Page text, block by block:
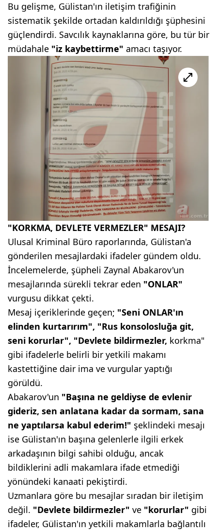
Bu gelişme, Gülistan'ın iletişim trafiğinin
sistematik şekilde ortadan kaldırıldığı şüphesini
güçlendirdi. Savcılık kaynaklarına göre, bu tür bir
müdahale "iz kaybettirme" amacı taşıyor.
"KORKMA, DEVLETE VERMEZLER" MESAJI?
Ulusal Kriminal Büro raporlarında, Gülistan'a
gönderilen mesajlardaki ifadeler gündem oldu.
İncelemelerde, şüpheli Zaynal Abakarov'un
mesajlarında sürekli tekrar eden "ONLAR"
vurgusu dikkat çekti.
Mesaj içeriklerinde geçen; "Seni ONLAR'ın
elinden kurtarırım", "Rus konsolosluğa git,
seni korurlar", "Devlete bildirmezler, korkma"
gibi ifadelerle belirli bir yetkili makamı
kastettiğine dair ima ve vurgular yaptığı
görüldü.
Abakarov'un "Başına ne geldiyse de evlenir
gideriz, sen anlatana kadar da sormam, sana
ne yaptılarsa kabul ederim!" şeklindeki mesajı
ise Gülistan'ın başına gelenlerle ilgili erkek
arkadaşının bilgi sahibi olduğu, ancak
bildiklerini adli makamlara ifade etmediği
yönündeki kanaati pekiştirdi.
Uzmanlara göre bu mesajlar sıradan bir iletişim
değil. "Devlete bildirmezler" ve "korurlar" gibi
ifadeler, Gülistan'ın yetkili makamlarla bağlantılı